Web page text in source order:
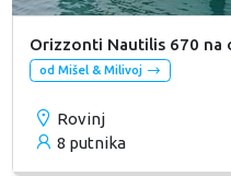
Orizzonti Nautilis 670 na
od Mišel & Milivoj
Rovinj
8 putnika